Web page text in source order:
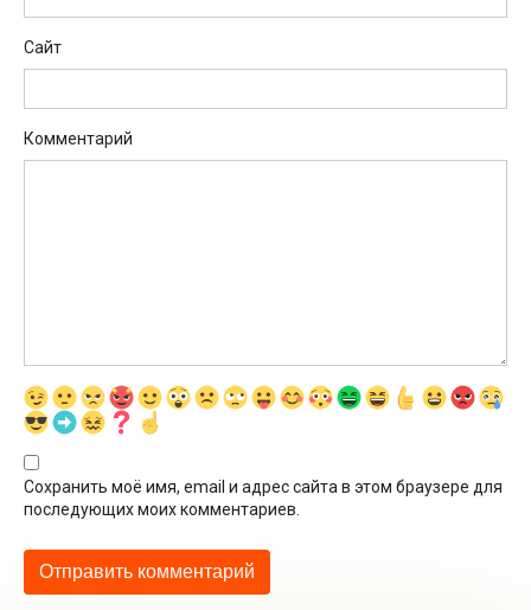
Сайт
Комментарий
Сохранить моё имя, email и адрес сайта в этом браузере для
последующих моих комментариев.